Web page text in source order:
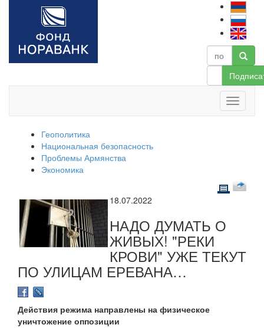
Геополитика
Национальная безопасность
Проблемы Армянства
Экономика
18.07.2022
НАДО ДУМАТЬ О
ЖИВЫХ! "РЕКИ
КРОВИ" УЖЕ ТЕКУТ
ПО УЛИЦАМ ЕРЕВАНА…
Действия режима направлены на физическое
уничтожение оппозиции